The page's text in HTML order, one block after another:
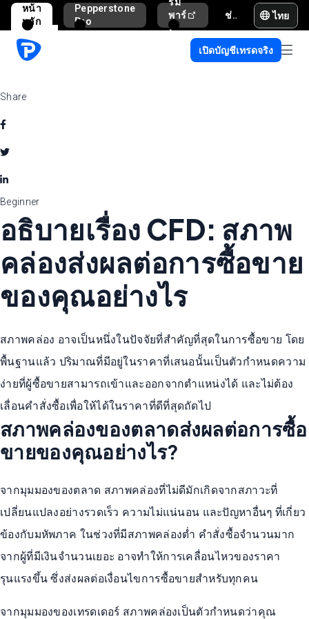
หน้า
หลัก
Pepperstone
Pro
พาร์
ท
ช่วยเหลือและสนับสนุน ไทย
เปิดบัญชีเทรดจริง
Share
Beginner
อธิบายเรื่อง CFD: สภาพ
คล่องส่งผลต่อการซื้อขาย
ของคุณอย่างไร
สภาพคล่อง อาจเป็นหนึ่งในปัจจัยที่สำคัญที่สุดในการซื้อขาย โดย
พื้นฐานแล้ว ปริมาณที่มีอยู่ในราคาที่เสนอนั้นเป็นตัวกำหนดความ
ง่ายที่ผู้ซื้อขายสามารถเข้าและออกจากตำแหน่งได้ และไม่ต้อง
เลื่อนคำสั่งซื้อเพื่อให้ได้ในราคาที่ดีที่สุดถัดไป
สภาพคล่องของตลาดส่งผลต่อการซื้อ
ขายของคุณอย่างไร?
จากมุมมองของตลาด สภาพคล่องที่ไม่ดีมักเกิดจากสภาวะที่
เปลี่ยนแปลงอย่างรวดเร็ว ความไม่แน่นอน และปัญหาอื่นๆ ที่เกี่ยว
ข้องกับมหัพภาค ในช่วงที่มีสภาพคล่องต่ำ คำสั่งซื้อจำนวนมาก
จากผู้ที่มีเงินจำนวนเยอะ อาจทำให้การเคลื่อนไหวของราคา
รุนแรงขึ้น ซึ่งส่งผลต่อเงื่อนไขการซื้อขายสำหรับทุกคน
จากมุมมองของเทรดเดอร์ สภาพคล่องเป็นตัวกำหนดว่าคุณ